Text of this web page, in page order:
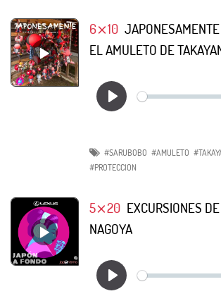
6⨯10 JAPONESAMENTE
EL AMULETO DE
#SARUBOBO #AMULETO
#PROTECCION
5⨯20 EXCURSIONES
NAGOYA